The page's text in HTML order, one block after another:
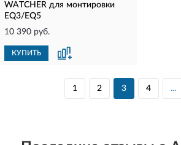
WATCHER для монтировки
EQ3/EQ5
10 390 руб.
КУПИТЬ
1 2 3 4 ...